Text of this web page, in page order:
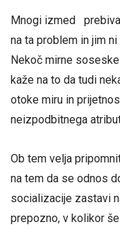
Mnogi izmed
na ta problem in jim
Nekoč mirne
kaže na to da tudi
otoke miru in
neizpodbitnega
Ob tem velja
na tem da se odnos
socializacije zastavi
prepozno, v kolikor